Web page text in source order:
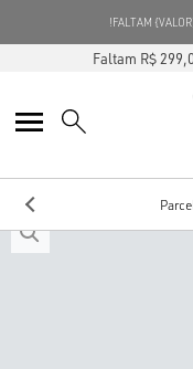
FALTAM
Faltam R$